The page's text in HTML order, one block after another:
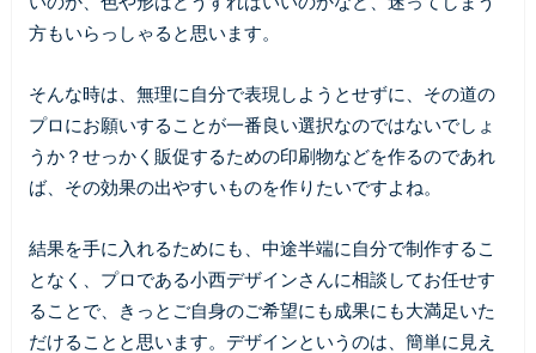
方もいらっしゃると思います。
そんな時は、無理に自分で表現しようとせずに、その道の
プロにお願いすることが一番良い選択なのではないでしょ
うか？せっかく販促するための印刷物などを作るのであれ
ば、その効果の出やすいものを作りたいですよね。
結果を手に入れるためにも、中途半端に自分で制作するこ
となく、プロである小西デザインさんに相談してお任せす
ることで、きっとご自身のご希望にも成果にも大満足いた
だけることと思います。デザインというのは、簡単に見え